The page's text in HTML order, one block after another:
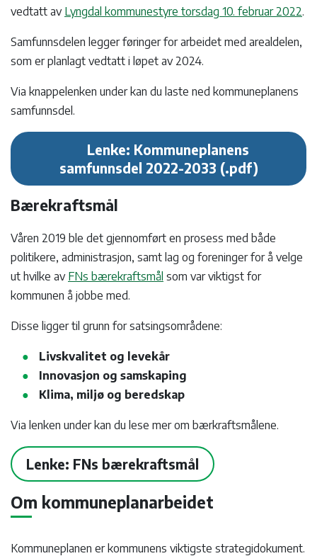
vedtatt av Lyngdal kommunestyre torsdag 10. februar 2022.
Samfunnsdelen legger føringer for arbeidet med arealdelen,
som er planlagt vedtatt i løpet av 2024.
Via knappelenken under kan du laste ned kommuneplanens
samfunnsdel.
Lenke: Kommuneplanens
samfunnsdel 2022-2033
Bærekraftsmål
Våren 2019 ble det gjennomført en prosess med både
politikere, administrasjon, samt lag og foreninger for å velge
ut hvilke av FNs bærekraftsmål som var viktigst for
kommunen å jobbe med.
Disse ligger til grunn for satsingsområdene:
Livskvalitet og levekår
Innovasjon og samskaping
Klima, miljø og beredskap
Via lenken under kan du lese mer om bærkraftsmålene.
Lenke: FNs bærekraftsmål
Om kommuneplanarbeidet
Kommuneplanen er kommunens viktigste strategidokument.